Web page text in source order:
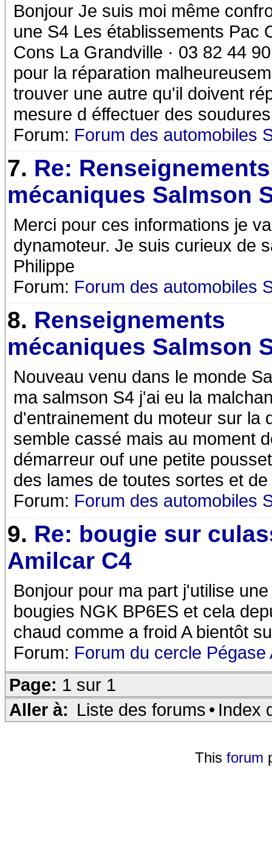
Bonjour Je suis moi même
une S4 Les établissements Pac
Cons La Grandville · 03 82 44
pour la réparation
trouver une autre qu'il doivent
mesure d éffectuer des
Forum: Forum des automobiles
7. Re: Renseignements
mécaniques Salmson
Merci pour ces informations je
dynamoteur. Je suis curieux de
Philippe
Forum: Forum des automobiles
8. Renseignements
mécaniques Salmson
Nouveau venu dans le monde
ma salmson S4 j'ai eu la
d'entrainement du moteur sur la
semble cassé mais au moment
démarreur ouf une petite
des lames de toutes sortes et
Forum: Forum des automobiles
9. Re: bougie sur
Amilcar C4
Bonjour pour ma part j'utilise
bougies NGK BP6ES et cela
chaud comme a froid A bientôt
Forum: Forum du cercle Pégase
Page: 1 sur 1
Aller à: Liste des forums • Index
This forum